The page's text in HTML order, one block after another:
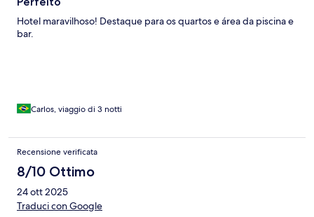
Hotel maravilhoso! Destaque para os quartos e área da piscina e
bar.
Carlos, viaggio di 3 notti
Recensione verificata
8/10 Ottimo
24 ott 2025
Traduci con Google